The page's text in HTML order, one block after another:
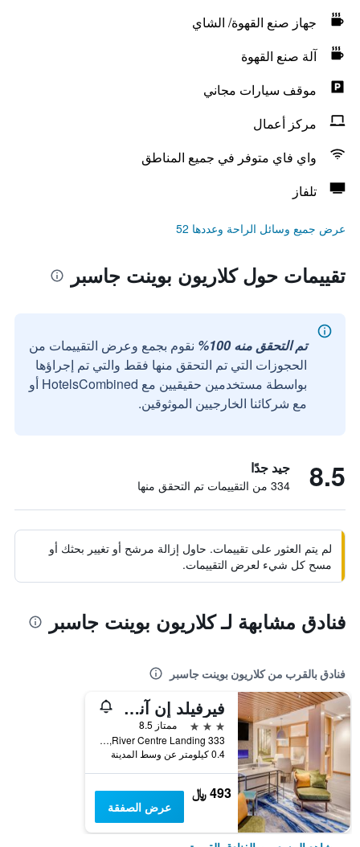
جهاز صنع القهوة/ الشاي
آلة صنع القهوة
موقف سيارات مجاني
مركز أعمال
واي فاي متوفر في جميع المناطق
تلفاز
عرض جميع وسائل الراحة وعددها 52
تقييمات حول كلاريون بوينت جاسبر
تم التحقق منه 100%
نقوم بجمع وعرض التقييمات من
الحجوزات التي تم التحقق منها فقط والتي تم إجراؤها
بواسطة مستخدمين حقيقيين مع HotelsCombined أو
مع شركائنا الخارجيين الموثوقين.
8.5 جيد جدًا
334 من التقييمات تم التحقق منها
لم يتم العثور على تقييمات. حاول إزالة مرشح أو تغيير بحثك أو
مسح كل شيء لعرض التقييمات.
فنادق مشابهة لـ كلاريون بوينت جاسبر
فنادق بالقرب من كلاريون بوينت جاسبر
فيرفيلد إن آند سويتس جاسبر
3 نجوم
ممتاز 8.5
333 River Centre Landing, جاسبر (انديانا), IN, الولايات المتحدة الأميريكية
0.4 كيلومتر عن وسط المدينة
493 ﷼
عرض الصفقة